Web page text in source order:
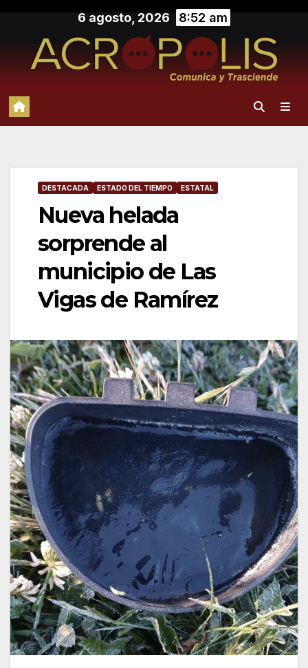
contenido
6 agosto, 2026 8:52 am
DESTACADA ESTADO DEL TIEMPO ESTATAL
Nueva helada
sorprende al
municipio de Las
Vigas de Ramírez